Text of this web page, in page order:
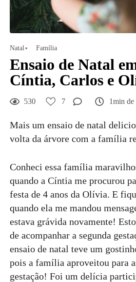
Natal Família
Ensaio de Natal
Cíntia, Carlos e
530 7 1min de
Mais um ensaio de natal
volta da árvore com a família
Conheci essa família
quando a Cíntia me procurou
festa de 4 anos da Olívia. E
quando ela me mandou
estava grávida novamente!
de acompanhar a segunda
ensaio de natal teve um
pois a família aproveitou para
gestação! Foi um delícia